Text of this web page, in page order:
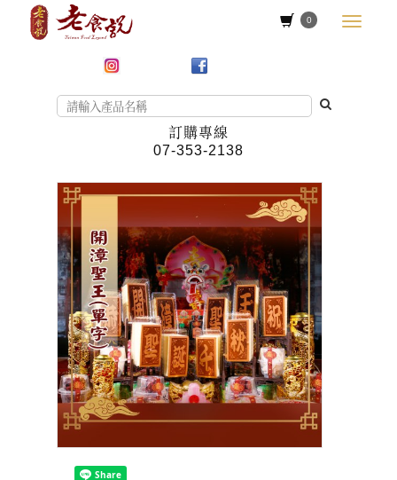
0
訂購專線
07-353-2138